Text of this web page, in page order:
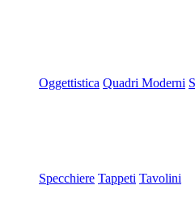
Oggettistica Quadri Moderni
Specchiere Tappeti Tavolini